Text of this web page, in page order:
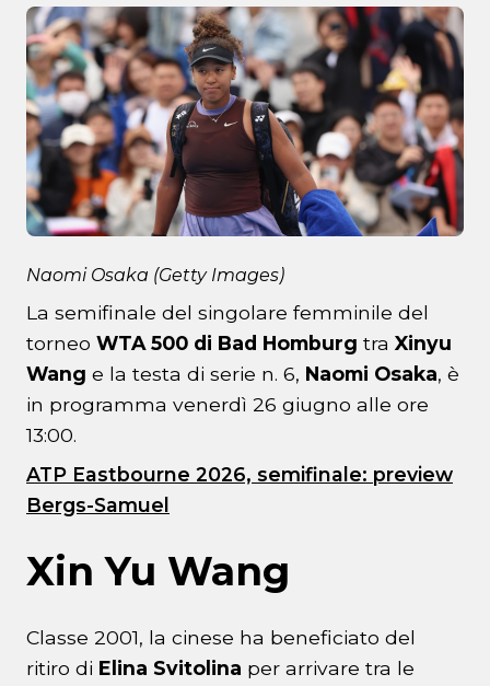
Naomi Osaka (Getty Images)
La semifinale del singolare femminile del
torneo WTA 500 di Bad Homburg tra Xinyu
Wang e la testa di serie n. 6, Naomi Osaka, è
in programma venerdì 26 giugno alle ore
13:00.
ATP Eastbourne 2026, semifinale: preview
Bergs-Samuel
Xin Yu Wang
Classe 2001, la cinese ha beneficiato del
ritiro di Elina Svitolina per arrivare tra le